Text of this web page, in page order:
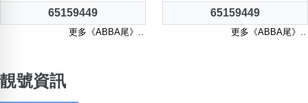
65159449
更多《ABBA尾》..
65159449
更多《ABBA尾》..
靚號資訊